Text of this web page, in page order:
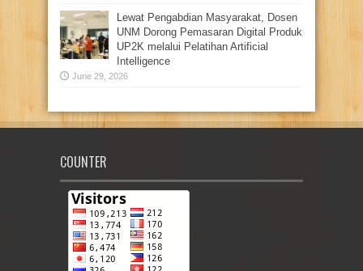
Lewat Pengabdian Masyarakat, Dosen
UNM Dorong Pemasaran Digital Produk
UP2K melalui Pelatihan Artificial
Intelligence
June 29, 2026
COUNTER